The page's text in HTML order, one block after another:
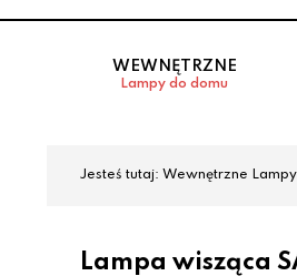
WEWNĘTRZNE
Lampy do domu
Jesteś tutaj: Wewnętrzne
Lampa wisząca